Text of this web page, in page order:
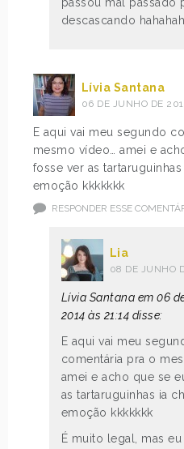
descascando
Lívia Santana
06 DE JUNHO DE
E aqui vai meu segundo
mesmo vídeo… amei e
fosse ver as
emoção kkkkkkk
RESPONDER ESSE
Lia
08 DE JUNHO
Lívia Santana em 06
2014 às 21:14 disse:
E aqui vai meu
comentária pra o
amei e acho que se
as tartaruguinhas ia
emoção kkkkkkk
É muito legal, mas